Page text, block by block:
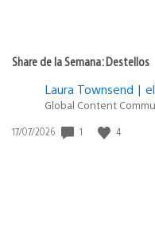
Share de la Semana: Destellos
Laura Townsend |
Global Content
Fecha
17/07/2026 1 4